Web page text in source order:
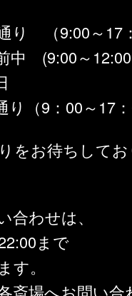
り （9:00～17
中 (9:00～
（9：00～17
をお待ちして
合わせは、
まで
す。
斎場へお問い